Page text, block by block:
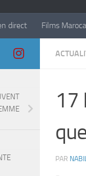
direct Films
17
PAR